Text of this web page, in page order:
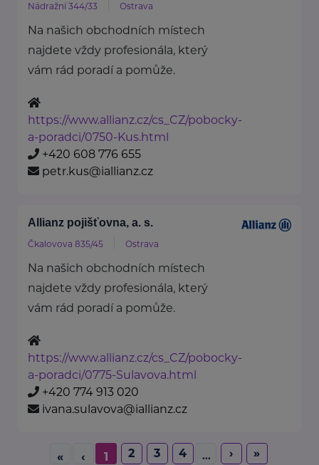
Nádražní 344/33 Ostrava
Na našich obchodních místech
najdete vždy profesionála, který
vám rád poradí a pomůže.
https://www.allianz.cz/cs_CZ/pobocky-
a-poradci/0750-Kus.html
+420 608 776 655
petr.kus@iallianz.cz
Allianz pojišťovna, a. s.
Čkalovova 835/45 Ostrava
Na našich obchodních místech
najdete vždy profesionála, který
vám rád poradí a pomůže.
https://www.allianz.cz/cs_CZ/pobocky-
a-poradci/0775-Sulavova.html
+420 774 913 020
ivana.sulavova@iallianz.cz
« ‹ 1 2 3 4 ... › »